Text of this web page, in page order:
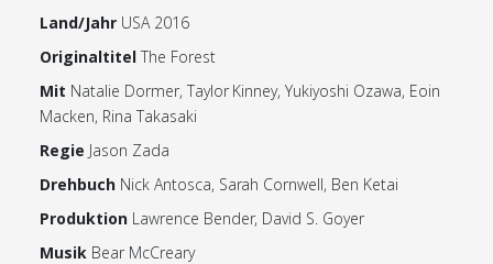
Land/Jahr USA 2016
Originaltitel The Forest
Mit Natalie Dormer, Taylor Kinney, Yukiyoshi Ozawa, Eoin
Macken, Rina Takasaki
Regie Jason Zada
Drehbuch Nick Antosca, Sarah Cornwell, Ben Ketai
Produktion Lawrence Bender, David S. Goyer
Musik Bear McCreary